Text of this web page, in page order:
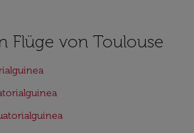
Flüge von Toulouse